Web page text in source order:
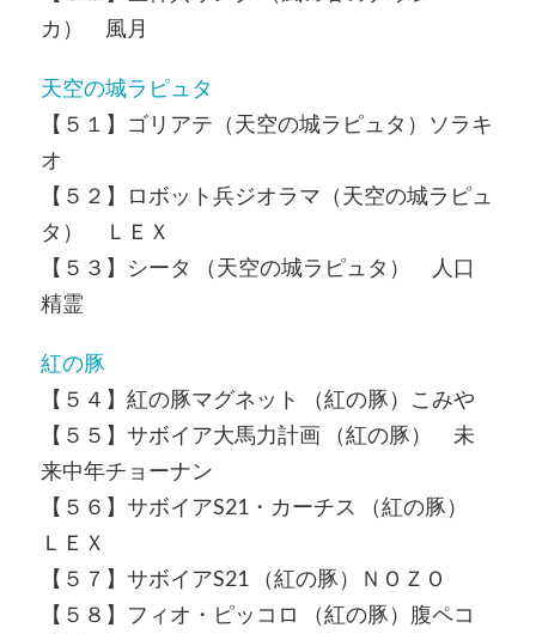
カ） 風月
天空の城ラピュタ
【５１】ゴリアテ（天空の城ラピュタ）ソラキ
オ
【５２】ロボット兵ジオラマ（天空の城ラピュ
タ） ＬＥＸ
【５３】シータ （天空の城ラピュタ） 人口
精霊
紅の豚
【５４】紅の豚マグネット （紅の豚）こみや
【５５】サボイア大馬力計画 （紅の豚） 未
来中年チョーナン
【５６】サボイアS21・カーチス （紅の豚）
ＬＥＸ
【５７】サボイアS21 （紅の豚）ＮＯＺＯ
【５８】フィオ・ピッコロ （紅の豚）腹ペコ